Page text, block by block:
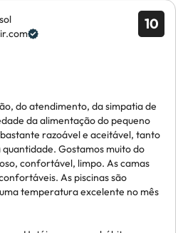
10
do atendimento, da simpatia de
da alimentação do pequeno
razoável e aceitável, tanto
Gostamos muito do
confortável, limpo. As camas
As piscinas são
temperatura excelente no mês